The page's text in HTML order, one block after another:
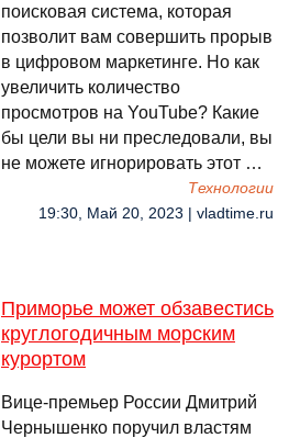
поисковая система, которая
позволит вам совершить прорыв
в цифровом маркетинге. Но как
увеличить количество
просмотров на YouTube? Какие
бы цели вы ни преследовали, вы
не можете игнорировать этот …
Технологии
19:30, Май 20, 2023 | vladtime.ru
Приморье может обзавестись
круглогодичным морским
курортом
Вице-премьер России Дмитрий
Чернышенко поручил властям